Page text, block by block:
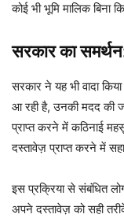
कोई भी भूमि मालिक बिना
सरकार का
सरकार ने यह भी वादा
आ रही है, उनकी मदद की
प्राप्त करने में कठिनाई
दस्तावेज़ प्राप्त करने में
इस प्रक्रिया से संबंधित
अपने दस्तावेज़ को सही